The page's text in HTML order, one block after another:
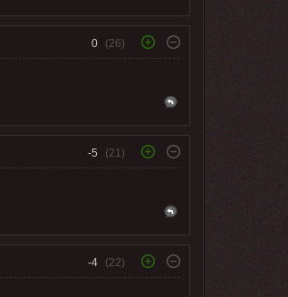
0 (26)
-5 (21)
-4 (22)